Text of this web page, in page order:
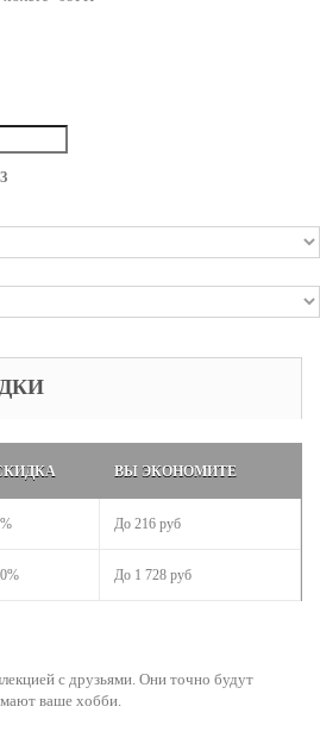
3
ВЫ ЭКОНОМИТЕ
До 216 руб
До 1 728 руб
с друзьями. Они точно будут
ваше хобби.